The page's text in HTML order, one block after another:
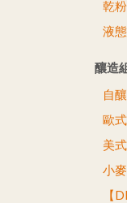
乾
液
釀造
自
歐
美
小
【